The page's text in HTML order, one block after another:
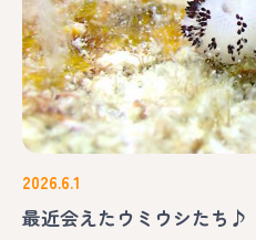
2026.6.1
最近会えたウミウシたち♪